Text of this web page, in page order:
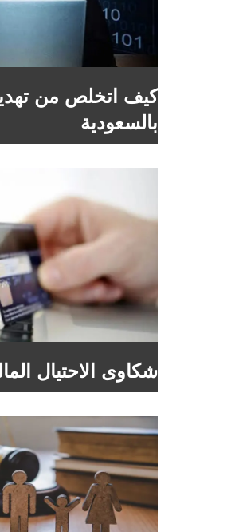
كيف اتخلص من
بالسعودية
شكاوى الاحتيال